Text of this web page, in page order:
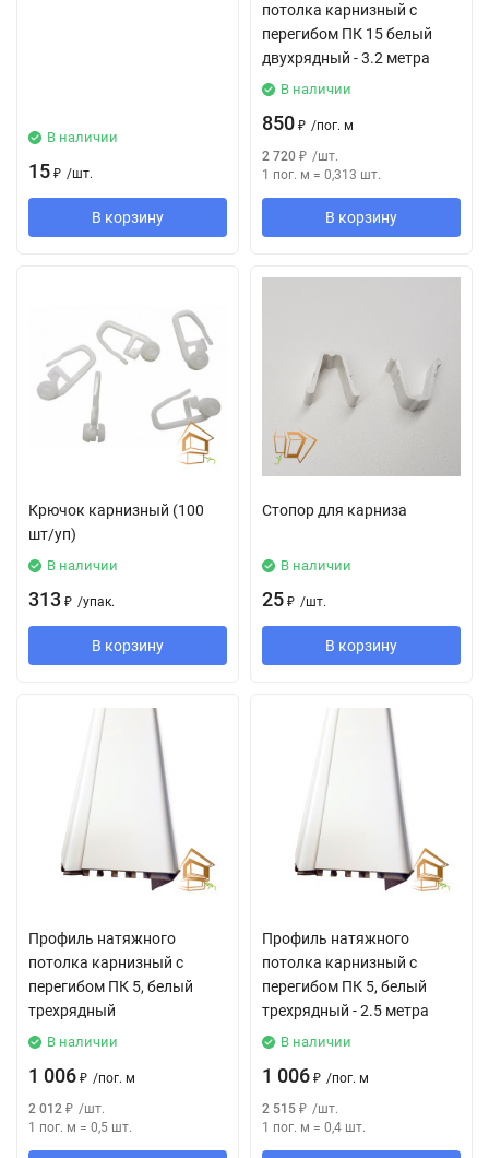
В наличии
15 ₽ /шт.
В корзину
потолка карнизный с
перегибом ПК 15 белый
двухрядный - 3.2 метра
В наличии
850 ₽ /пог. м
2 720 ₽ /шт.
1 пог. м = 0,313 шт.
В корзину
Крючок карнизный (100
шт/уп)
В наличии
313 ₽ /упак.
В корзину
Стопор для карниза
В наличии
25 ₽ /шт.
В корзину
Профиль натяжного
потолка карнизный с
перегибом ПК 5, белый
трехрядный
В наличии
1 006 ₽ /пог. м
2 012 ₽ /шт.
1 пог. м = 0,5 шт.
Профиль натяжного
потолка карнизный с
перегибом ПК 5, белый
трехрядный - 2.5 метра
В наличии
1 006 ₽ /пог. м
2 515 ₽ /шт.
1 пог. м = 0,4 шт.